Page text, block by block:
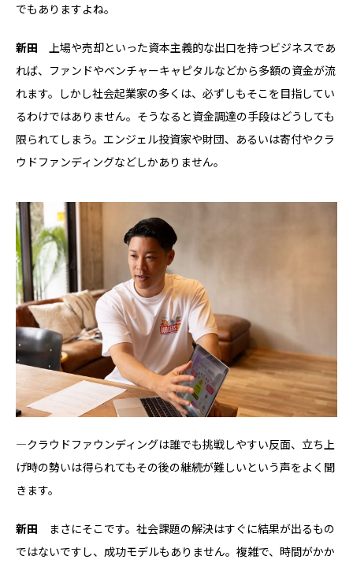
でもありますよね。
新田 上場や売却といった資本主義的な出口を持つビジネスであ
れば、ファンドやベンチャーキャピタルなどから多額の資金が流
れます。しかし社会起業家の多くは、必ずしもそこを目指してい
るわけではありません。そうなると資金調達の手段はどうしても
限られてしまう。エンジェル投資家や財団、あるいは寄付やクラ
ウドファンディングなどしかありません。
―クラウドファウンディングは誰でも挑戦しやすい反面、立ち上
げ時の勢いは得られてもその後の継続が難しいという声をよく聞
きます。
新田 まさにそこです。社会課題の解決はすぐに結果が出るもの
ではないですし、成功モデルもありません。複雑で、時間がかか